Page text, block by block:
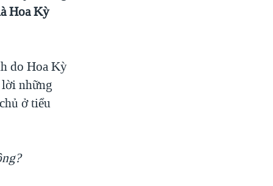
Hoa Kỳ
do Hoa Kỳ
những
ở tiểu